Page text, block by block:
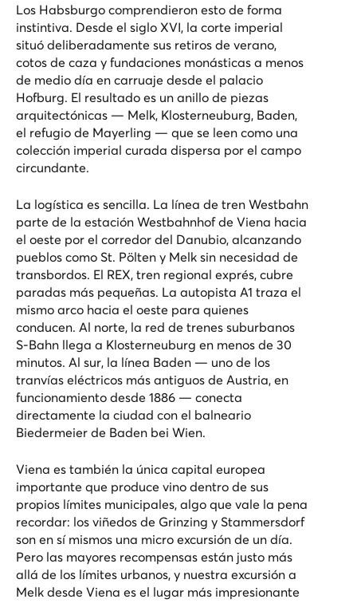
Los Habsburgo comprendieron esto de forma
instintiva. Desde el siglo XVI, la corte imperial
situó deliberadamente sus retiros de verano,
cotos de caza y fundaciones monásticas a menos
de medio día en carruaje desde el palacio
Hofburg. El resultado es un anillo de piezas
arquitectónicas — Melk, Klosterneuburg, Baden,
el refugio de Mayerling — que se leen como una
colección imperial curada dispersa por el campo
circundante.
La logística es sencilla. La línea de tren Westbahn
parte de la estación Westbahnhof de Viena hacia
el oeste por el corredor del Danubio, alcanzando
pueblos como St. Pölten y Melk sin necesidad de
transbordos. El REX, tren regional exprés, cubre
paradas más pequeñas. La autopista A1 traza el
mismo arco hacia el oeste para quienes
conducen. Al norte, la red de trenes suburbanos
S-Bahn llega a Klosterneuburg en menos de 30
minutos. Al sur, la línea Baden — uno de los
tranvías eléctricos más antiguos de Austria, en
funcionamiento desde 1886 — conecta
directamente la ciudad con el balneario
Biedermeier de Baden bei Wien.
Viena es también la única capital europea
importante que produce vino dentro de sus
propios límites municipales, algo que vale la pena
recordar: los viñedos de Grinzing y Stammersdorf
son en sí mismos una micro excursión de un día.
Pero las mayores recompensas están justo más
allá de los límites urbanos, y nuestra excursión a
Melk desde Viena es el lugar más impresionante